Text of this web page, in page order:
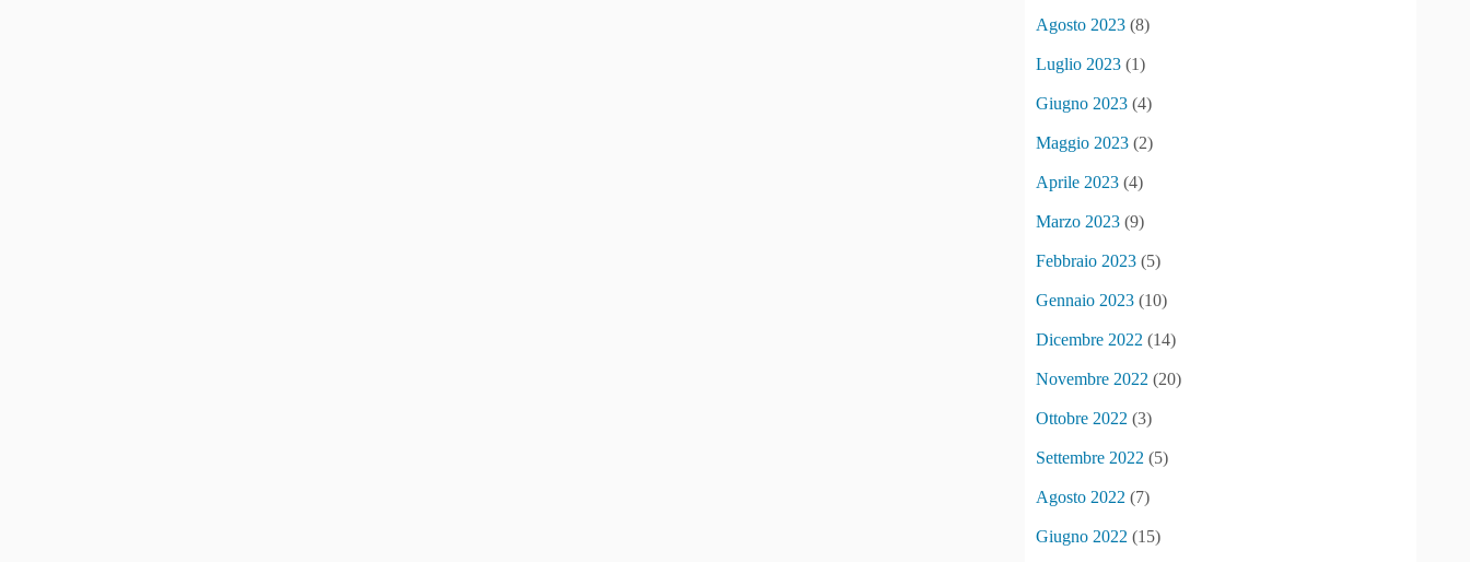
Agosto 2023 (8)
Luglio 2023 (1)
Giugno 2023 (4)
Maggio 2023 (2)
Aprile 2023 (4)
Marzo 2023 (9)
Febbraio 2023 (5)
Gennaio 2023 (10)
Dicembre 2022 (14)
Novembre 2022 (20)
Ottobre 2022 (3)
Settembre 2022 (5)
Agosto 2022 (7)
Giugno 2022 (15)